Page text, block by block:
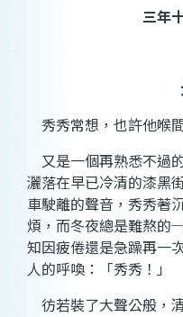
三年
秀秀常想，也許他喉
又是一個再熟悉不過
灑落在早已冷清的漆黑
車駛離的聲音，秀秀著
煩，而冬夜總是難熬的
知因疲倦還是急躁再一
人的呼喚：「秀秀！」
彷若裝了大聲公般，